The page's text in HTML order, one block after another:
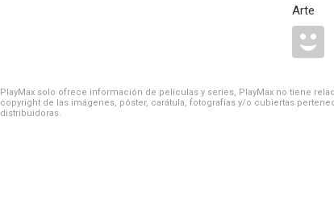
Arte
PlayMax solo ofrece información de películas y series, PlayMax no tiene
copyright de las imágenes, póster, carátula, fotografías y/o cubiertas
distribuidoras.